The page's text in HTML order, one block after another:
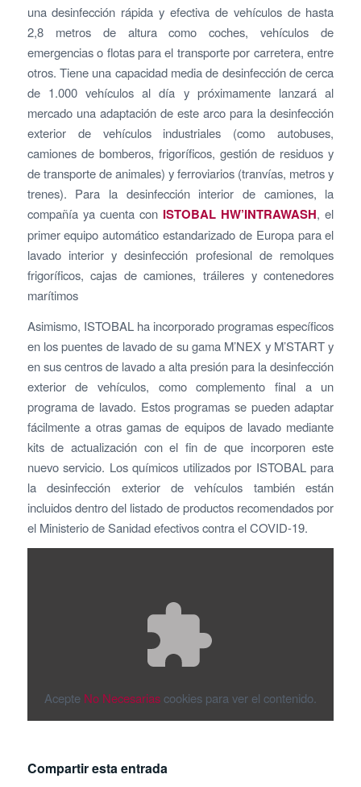
una desinfección rápida y efectiva de vehículos de hasta
2,8 metros de altura como coches, vehículos de
emergencias o flotas para el transporte por carretera, entre
otros. Tiene una capacidad media de desinfección de cerca
de 1.000 vehículos al día y próximamente lanzará al
mercado una adaptación de este arco para la desinfección
exterior de vehículos industriales (como autobuses,
camiones de bomberos, frigoríficos, gestión de residuos y
de transporte de animales) y ferroviarios (tranvías, metros y
trenes). Para la desinfección interior de camiones, la
compañía ya cuenta con ISTOBAL HW’INTRAWASH, el
primer equipo automático estandarizado de Europa para el
lavado interior y desinfección profesional de remolques
frigoríficos, cajas de camiones, tráileres y contenedores
marítimos
Asimismo, ISTOBAL ha incorporado programas específicos
en los puentes de lavado de su gama M’NEX y M’START y
en sus centros de lavado a alta presión para la desinfección
exterior de vehículos, como complemento final a un
programa de lavado. Estos programas se pueden adaptar
fácilmente a otras gamas de equipos de lavado mediante
kits de actualización con el fin de que incorporen este
nuevo servicio. Los químicos utilizados por ISTOBAL para
la desinfección exterior de vehículos también están
incluidos dentro del listado de productos recomendados por
el Ministerio de Sanidad efectivos contra el COVID-19.
Acepte No Necesariascookies para ver el contenido.
Compartir esta entrada